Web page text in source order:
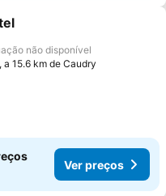
aos favoritos
não disponível
a 15.6 km de Caudry
Ver preços